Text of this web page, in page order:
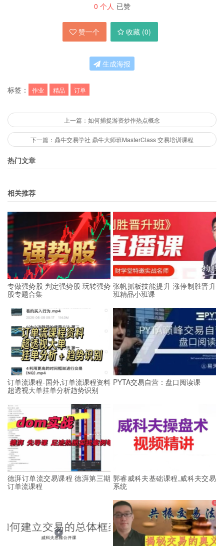
0 个人 已赞
赞一个 收藏 (0)
生成海报
标签： 作业 精品 订单
上一篇：如何捕捉游资炒作热点概念
下一篇：鼎牛交易学社 鼎牛大师班MasterClass 交易培训课程
热门文章
相关推荐
专做强势股 判定强势股 玩转强势
股专题合集
张帆抓板技能提升 涨停制胜晋升
班精品小班课
订单流课程-国外,订单流课程资料
超透视大单挂单分析趋势识别
PYTA交易自营：盘口阅读课
德湃订单流交易课程 德湃第三期
订单流课程
郭睿威科夫基础课程,威科夫交易
系统